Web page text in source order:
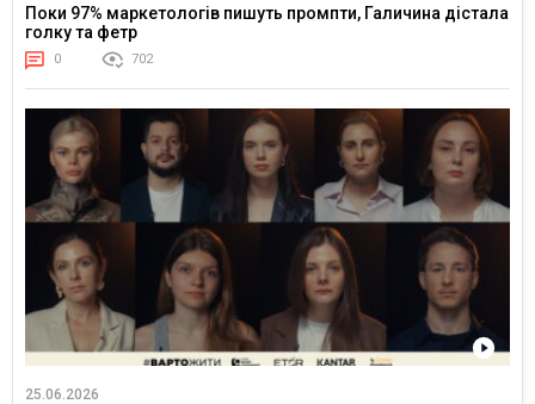
Поки 97% маркетологів пишуть промпти, Галичина дістала
голку та фетр
0 702
25.06.2026